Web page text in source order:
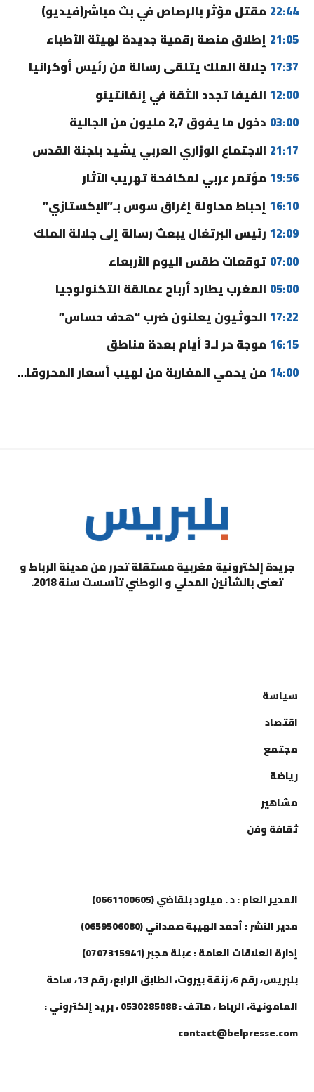
22:44 مقتل مؤثر بالرصاص في بث مباشر(فيديو)
21:05 إطلاق منصة رقمية جديدة لهيئة الأطباء
17:37 جلالة الملك يتلقى رسالة من رئيس أوكرانيا
12:00 الفيفا تجدد الثقة في إنفانتينو
03:00 دخول ما يفوق 2,7 مليون من الجالية
21:17 الاجتماع الوزاري العربي يشيد بلجنة القدس
19:56 مؤتمر عربي لمكافحة تهريب الآثار
16:10 إحباط محاولة إغراق سوس بـ”الإكستازي”
12:09 رئيس البرتغال يبعث رسالة إلى جلالة الملك
07:00 توقعات طقس اليوم الأربعاء
05:00 المغرب يطارد أرباح عمالقة التكنولوجيا
17:22 الحوثيون يعلنون ضرب “هدف حساس”
16:15 موجة حر لـ3 أيام بعدة مناطق
14:00 من يحمي المغاربة من لهيب أسعار المحروقات؟
جريدة إلكترونية مغربية مستقلة تحرر من مدينة الرباط و
تعنى بالشأنين المحلي و الوطني تأسست سنة 2018.
سياسة
اقتصاد
مجتمع
رياضة
مشاهير
ثقافة وفن
المدير العام : د . ميلود بلقاضي (0661100605)
مدير النشر : أحمد الهيبة صمداني (0659506080)
إدارة العلاقات العامة : عبلة مجبر (0707315941)
بلبريس، رقم 6، زنقة بيروت، الطابق الرابع، رقم 13، ساحة
المامونية، الرباط ، هاتف : 0530285088 ، بريد إلكتروني :
contact@belpresse.com